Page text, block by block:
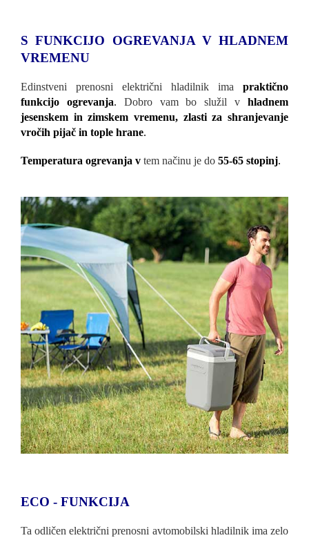
S FUNKCIJO OGREVANJA V HLADNEM
VREMENU
Edinstveni prenosni električni hladilnik ima praktično
funkcijo ogrevanja. Dobro vam bo služil vhladnem
jesenskem in zimskem vremenu, zlasti za shranjevanje
vročih pijač in tople hrane.
Temperatura ogrevanja v tem načinu je do 55-65 stopinj.
ECO - FUNKCIJA
Ta odličen električni prenosni avtomobilski hladilnik ima zelo